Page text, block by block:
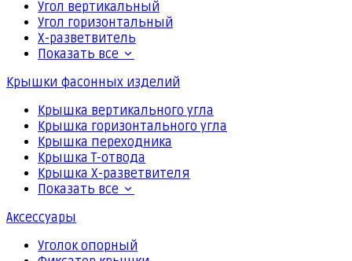
Угол вертикальный
Угол горизонтальный
Х-разветвитель
Показать все
Крышки фасонных изделий
Крышка вертикального угла
Крышка горизонтального угла
Крышка переходника
Крышка Т-отвода
Крышка Х-разветвителя
Показать все
Аксессуары
Уголок опорный